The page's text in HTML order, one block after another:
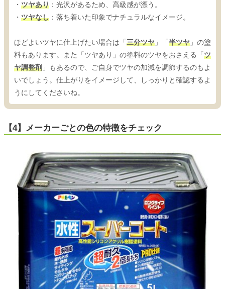
・ ツヤあり ：光沢があるため、高級感が漂う。
・ ツヤなし ：落ち着いた印象でナチュラルなイメージ。
ほどよいツヤに仕上げたい場合は「 三分ツヤ 」「 半ツヤ 」の塗
料もあります。また「ツヤあり」の塗料のツヤをおさえる「 ツ
ヤ調整剤 」もあるので、ご自身でツヤの加減を調節するのもよ
いでしょう。仕上がりをイメージして、しっかりと確認するよ
うにしてくださいね。
【4】メーカーごとの色の特徴をチェック